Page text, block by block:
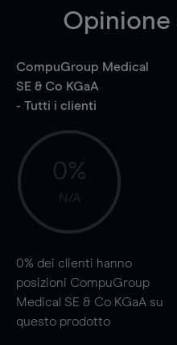
CompuGroup Medical
SE & Co KGaA
- Tutti i clienti
0%
N/A
0% dei clienti hanno
posizioni CompuGroup
Medical SE & Co KGaA su
questo prodotto